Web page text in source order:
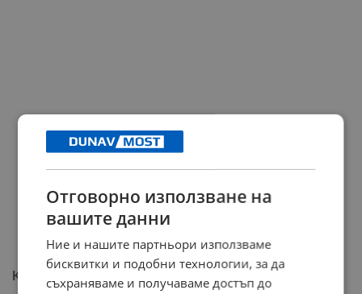
Контрастът между столица и провинция
Отговорно използване на
вашите данни
Ние и нашите партньори използваме
бисквитки и подобни технологии, за да
съхраняваме и получаваме достъп до